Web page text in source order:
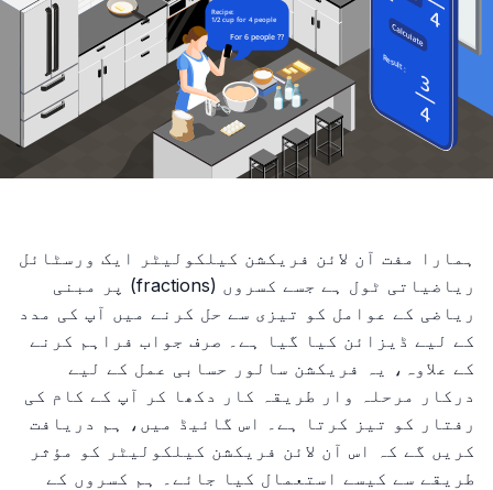
ہمارا مفت آن لائن فریکشن کیلکولیٹر ایک ورسٹائل
ریاضیاتی ٹول ہے جسے کسروں (fractions) پر مبنی
ریاضی کے عوامل کو تیزی سے حل کرنے میں آپ کی مدد
کے لیے ڈیزائن کیا گیا ہے۔ صرف جواب فراہم کرنے
کے علاوہ، یہ فریکشن سالور حسابی عمل کے لیے
درکار مرحلہ وار طریقہ کار دکھا کر آپ کے کام کی
رفتار کو تیز کرتا ہے۔ اس گائیڈ میں، ہم دریافت
کریں گے کہ اس آن لائن فریکشن کیلکولیٹر کو مؤثر
طریقے سے کیسے استعمال کیا جائے۔ ہم کسروں کے